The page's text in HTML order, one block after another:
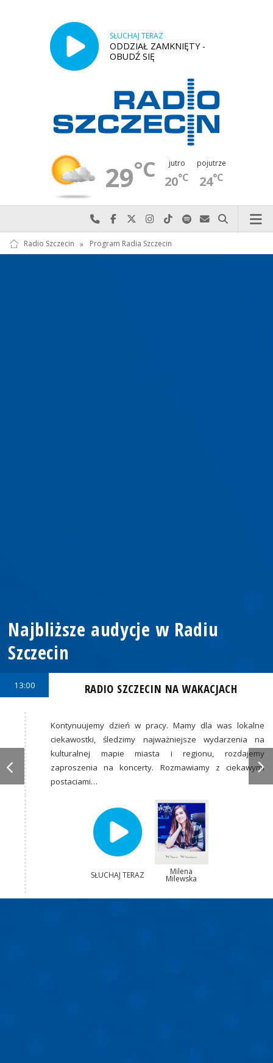
SŁUCHAJ TERAZ
ODDZIAŁ ZAMKNIĘTY -
OBUDŹ SIĘ
29°C jutro
20°C
pojutrze
24°C
Najlepiej po prostu do nas zadzwoń
Odwiedź nas na Facebook-u
Odwiedź nas na X
Odwiedź nas na Instagram-ie
Odwiedź nas na TikTok-u
Szukaj nas na Spotify
Wyślij do nas
Szukaj
Radio Szczecin » Program Radia Szczecin
Najbliższe audycje w Radiu
Szczecin
13:00 RADIO SZCZECIN NA WAKACJACH
Kontynuujemy dzień w pracy. Mamy dla was lokalne
ciekawostki, śledzimy najważniejsze wydarzenia na
kulturalnej mapie miasta i regionu, rozdajemy
zaproszenia na koncerty. Rozmawiamy z ciekawymi
postaciami…
SŁUCHAJ TERAZ Milena
Milewska